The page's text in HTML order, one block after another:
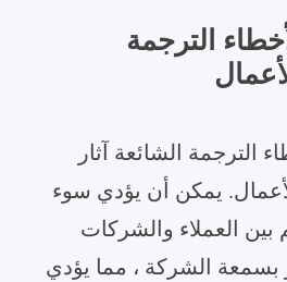
الترجمة
الترجمة الشائعة آثار
يمكن أن يؤدي سوء
بين العملاء والشركات
بسمعة الشركة ، مما يؤدي